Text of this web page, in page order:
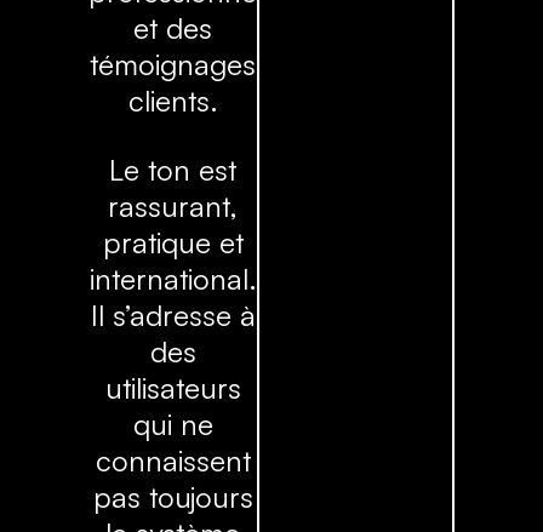
et des
témoignages
clients.
Le ton est
rassurant,
pratique et
international.
Il s’adresse à
des
utilisateurs
qui ne
connaissent
pas toujours